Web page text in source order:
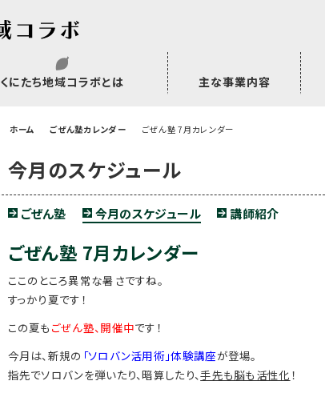
くにたち地域コラボとは 主な事業内容
ホーム ごぜん塾カレンダー ごぜん塾 7月カレンダー
今月のスケジュール
ごぜん塾 今月のスケジュール 講師紹介
ごぜん塾 7月カレンダー
ここのところ異常な暑さですね。
すっかり夏です！
この夏も ごぜん塾、開催中です！
今月は、新規の 「ソロバン活用術」体験講座が登場。
指先でソロバンを弾いたり、暗算したり、手先も脳も活性化 ！